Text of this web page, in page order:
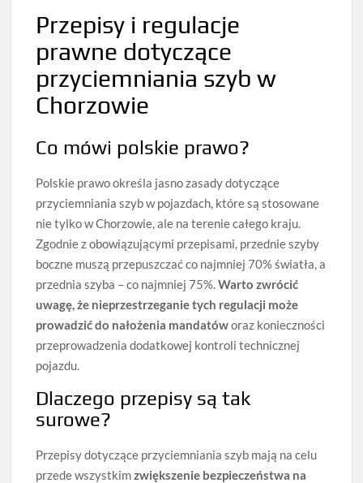
Przepisy i regulacje
prawne dotyczące
przyciemniania szyb w
Chorzowie
Co mówi polskie prawo?
Polskie prawo określa jasno zasady dotyczące
przyciemniania szyb w pojazdach, które są stosowane
nie tylko w Chorzowie, ale na terenie całego kraju.
Zgodnie z obowiązującymi przepisami, przednie szyby
boczne muszą przepuszczać co najmniej 70% światła, a
przednia szyba – co najmniej 75%.Warto zwrócić
uwagę, że nieprzestrzeganie tych regulacji może
prowadzić do nałożenia mandatóworaz konieczności
przeprowadzenia dodatkowej kontroli technicznej
pojazdu.
Dlaczego przepisy są tak
surowe?
Przepisy dotyczące przyciemniania szyb mają na celu
przede wszystkimzwiększenie bezpieczeństwa na